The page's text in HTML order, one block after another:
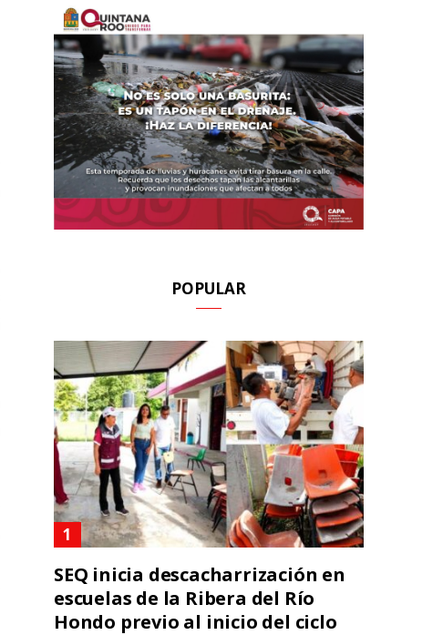
POPULAR
SEQ inicia descacharrización en
escuelas de la Ribera del Río
Hondo previo al inicio del ciclo